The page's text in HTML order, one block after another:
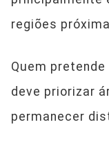
regiões
Quem
deve priorizar
permanecer